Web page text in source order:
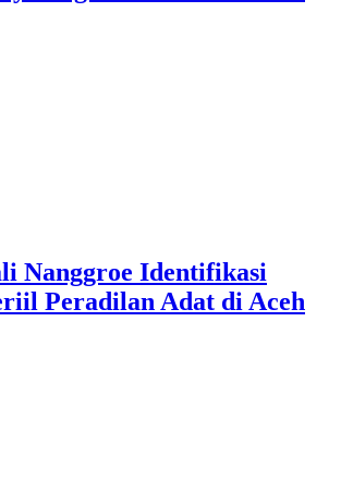
Nanggroe Identifikasi
Peradilan Adat di Aceh